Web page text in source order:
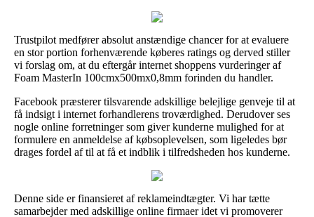
Trustpilot medfører absolut anstændige chancer for at evaluere
en stor portion forhenværende køberes ratings og derved stiller
vi forslag om, at du eftergår internet shoppens vurderinger af
Foam MasterIn 100cmx500mx0,8mm forinden du handler.
Facebook præsterer tilsvarende adskillige belejlige genveje til at
få indsigt i internet forhandlerens troværdighed. Derudover ses
nogle online forretninger som giver kunderne mulighed for at
formulere en anmeldelse af købsoplevelsen, som ligeledes bør
drages fordel af til at få et indblik i tilfredsheden hos kunderne.
Denne side er finansieret af reklameindtægter. Vi har tætte
samarbejder med adskillige online firmaer idet vi promoverer